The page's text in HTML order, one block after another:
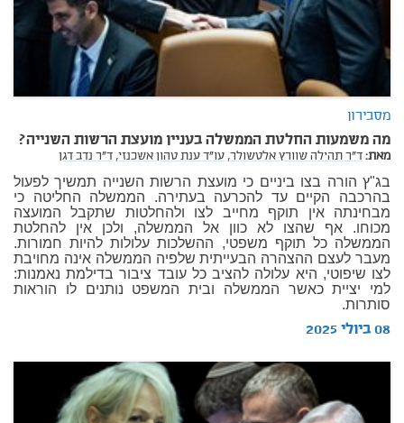
מסבירון
מה משמעות החלטת הממשלה בעניין מועצת הרשות השנייה?
מאת:ד"ר תהילה שוורץ אלטשולר, עו"ד ענת טהון אשכנזי, ד"ר נדב דגן
בג"ץ הורה בצו ביניים כי מועצת הרשות השנייה תמשיך לפעול
בהרכבה הקיים עד להכרעה בעתירה. הממשלה החליטה כי
מבחינתה אין תוקף מחייב לצו ולהחלטות שתקבל המועצה
מכוחו. אף שהצו לא כוון אל הממשלה, ולכן אין להחלטת
הממשלה כל תוקף משפטי, ההשלכות עלולות להיות חמורות.
מעבר לעצם ההצהרה הבעייתית שלפיה הממשלה אינה מחויבת
לצו שיפוטי, היא עלולה להציב כל עובד ציבור בדילמת נאמנות:
למי יציית כאשר הממשלה ובית המשפט נותנים לו הוראות
סותרות.
08 ביולי 2025